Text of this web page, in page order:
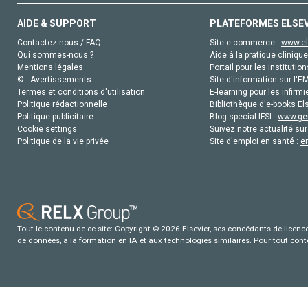
AIDE & SUPPORT
Contactez-nous / FAQ
Qui sommes-nous ?
Mentions légales
© - Avertissements
Termes et conditions d'utilisation
Politique rédactionnelle
Politique publicitaire
Cookie settings
Politique de la vie privée
PLATEFORMES
Site e-commerce :
Aide à la pratique
Portail pour les
Site d'information sur
E-learning pour les
Bibliothèque d'e-books
Blog special IFSI :
Suivez notre actualité
Site d'emploi en santé :
Tout le contenu de ce site: Copyright © 2026 Elsevier, ses concédants de
de données, a la formation en IA et aux technologies similaires. Pour tout